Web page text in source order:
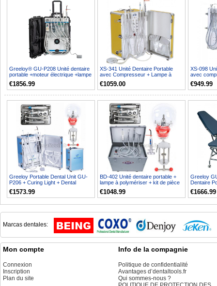
Greeloy® GU-P208 Unité dentaire
portable +moteur électrique +lampe
à polymériser...
€1856.99
XS-341 Unité Dentaire Portable
avec Compresseur + Lampe à
Polymériser LED + Pièc...
€1059.00
XS-098
avec
aspiration
€949.99
Greeloy Portable Dental Unit GU-
P206 + Curing Light + Dental
Handpiece Kit + Den...
€1573.99
BD-402 Unité dentaire portable +
lampe à polymériser + kit de pièce
à main+ tête...
€1048.99
Greeloy
Dentaire
D'examen
€1666.99
Marcas dentales:
Mon compte
Connexion
Inscription
Plan du site
Info de la compagnie
Politique de confidentialité
Avantages d’dentaltools.fr
Qui sommes-nous ?